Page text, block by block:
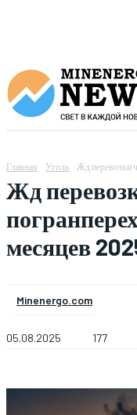
Главная Уголь Жд перевозки
Жд
месяцев
Minenergo.com
05.08.2025 177